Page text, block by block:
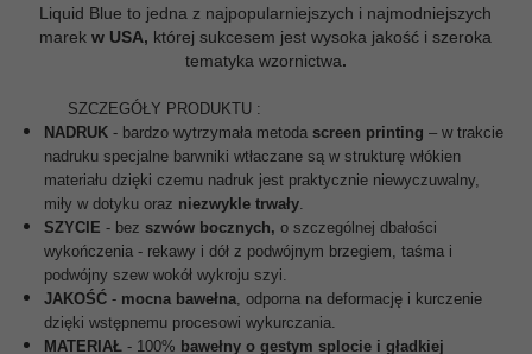
Liquid Blue to jedna z najpopularniejszych i najmodniejszych
marek w USA, której sukcesem jest wysoka jakość i szeroka
tematyka wzornictwa.
SZCZEGÓŁY PRODUKTU :
NADRUK - bardzo wytrzymała metoda screen printing – w trakcie
nadruku specjalne barwniki wtłaczane są w strukturę włókien
materiału dzięki czemu nadruk jest praktycznie niewyczuwalny,
miły w dotyku oraz niezwykle trwały.
SZYCIE - bez szwów bocznych, o szczególnej dbałości
wykończenia - rekawy i dół z podwójnym brzegiem, taśma i
podwójny szew wokół wykroju szyi.
JAKOŚĆ - mocna bawełna, odporna na deformację i kurczenie
dzięki wstępnemu procesowi wykurczania.
MATERIAŁ - 100% bawełny o gestym splocie i gładkiej